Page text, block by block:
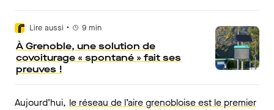
Lire aussi • 9 min
À Grenoble, une solution de
covoiturage « spontané » fait ses
preuves !
Aujourd’hui, le réseau de l’aire grenobloise est le premier